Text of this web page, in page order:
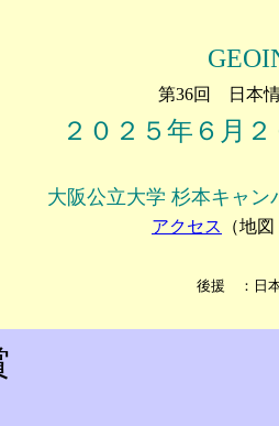
第36回 日本
２０２５年６月
大阪公立大学 杉本キャン
アクセス （地
後援 ：日